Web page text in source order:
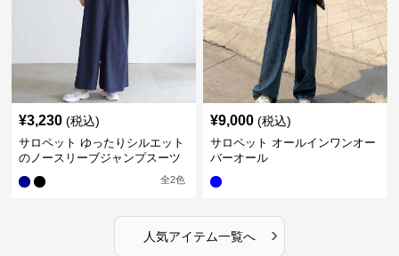
¥3,230 (税込)
サロペット ゆったりシルエット
のノースリーブジャンプスーツ
全2色
¥9,000 (税込)
サロペット オールインワンオー
バーオール
人気アイテム一覧へ ›